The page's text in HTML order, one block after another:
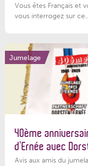
Vous êtes Français et
vous interrogez sur
Jumelage
40ème
d’Ernée avec
Avis aux amis du